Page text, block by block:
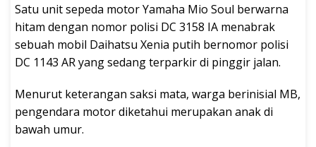
Satu unit sepeda motor Yamaha Mio Soul berwarna
hitam dengan nomor polisi DC 3158 IA menabrak
sebuah mobil Daihatsu Xenia putih bernomor polisi
DC 1143 AR yang sedang terparkir di pinggir jalan.
Menurut keterangan saksi mata, warga berinisial MB,
pengendara motor diketahui merupakan anak di
bawah umur.